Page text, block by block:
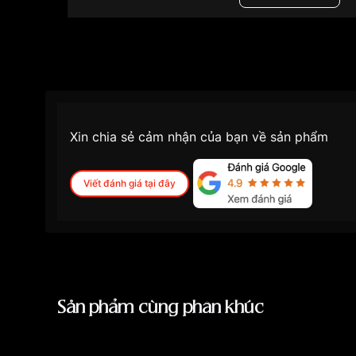
DD-XL":
Xin chia sẻ cảm nhận của bạn về sản phẩm
Viết đánh giá tại đây
Sản phẩm cùng phân khúc